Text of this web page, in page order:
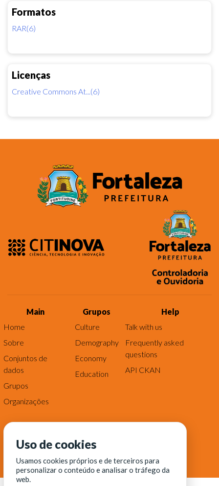
Formatos
RAR(6)
Licenças
Creative Commons At...(6)
Main
Home
Sobre
Conjuntos de
dados
Grupos
Organizações
Grupos
Culture
Demography
Economy
Education
Help
Talk with us
Frequently asked
questions
API CKAN
Uso de cookies
Usamos cookies próprios e de terceiros para
personalizar o conteúdo e analisar o tráfego da
web.